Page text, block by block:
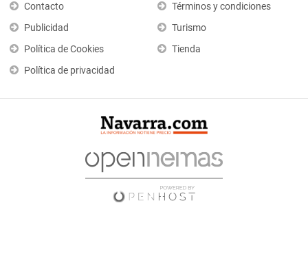
Contacto
Publicidad
Política de Cookies
Política de privacidad
Términos y condiciones
Turismo
Tienda